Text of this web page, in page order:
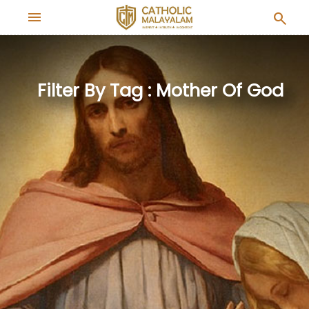
menu search
Filter By Tag : Mother Of God